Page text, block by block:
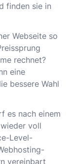
finden sie in
Webseite so
rechnet?
eine
bessere Wahl
es nach einem
voll
Level-
vereinbart